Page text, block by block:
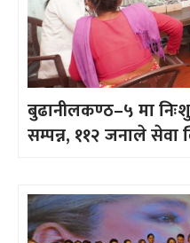
बुढानीलकण्ठ–५ मा
सम्पन्न, ११२ जनाले सेवा